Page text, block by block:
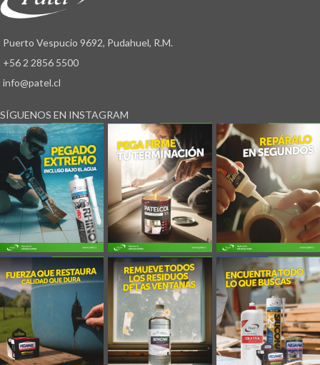
Puerto Vespucio 9692, Pudahuel, R.M.
+56 2 2856 5500
info@patel.cl
SÍGUENOS EN INSTAGRAM